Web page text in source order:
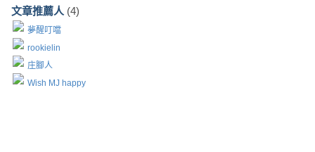
文章推薦人 (4)
夢醒叮噹
rookielin
庄腳人
Wish MJ happy